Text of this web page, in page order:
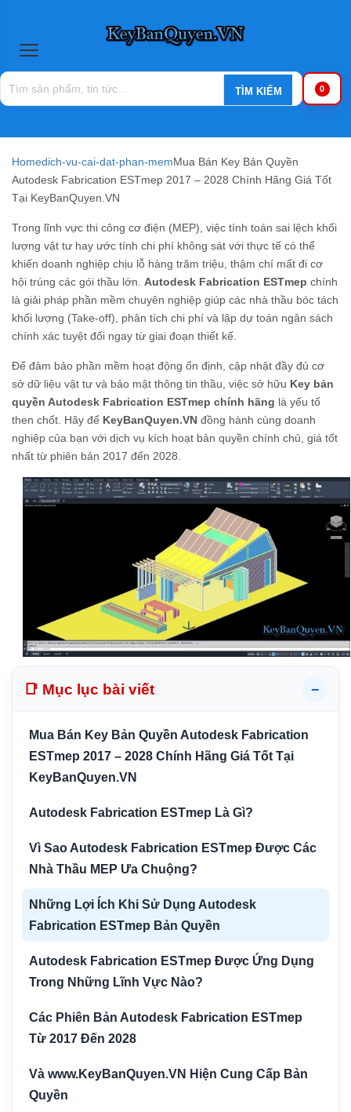
0
Homedich-vu-cai-dat-phan-memMua Bán Key Bản Quyền
Autodesk Fabrication ESTmep 2017 – 2028 Chính Hãng Giá Tốt
Tại KeyBanQuyen.VN
Trong lĩnh vực thi công cơ điện (MEP), việc tính toán sai lệch khối
lượng vật tư hay ước tính chi phí không sát với thực tế có thể
khiến doanh nghiệp chịu lỗ hàng trăm triệu, thậm chí mất đi cơ
hội trúng các gói thầu lớn. Autodesk Fabrication ESTmep chính
là giải pháp phần mềm chuyên nghiệp giúp các nhà thầu bóc tách
khối lượng (Take-off), phân tích chi phí và lập dự toán ngân sách
chính xác tuyệt đối ngay từ giai đoạn thiết kế.
Để đảm bảo phần mềm hoạt động ổn định, cập nhật đầy đủ cơ
sở dữ liệu vật tư và bảo mật thông tin thầu, việc sở hữu Key bản
quyền Autodesk Fabrication ESTmep chính hãng là yếu tố
then chốt. Hãy để KeyBanQuyen.VN đồng hành cùng doanh
nghiệp của bạn với dịch vụ kích hoạt bản quyền chính chủ, giá tốt
nhất từ phiên bản 2017 đến 2028.
📑 Mục lục bài viết −
Mua Bán Key Bản Quyền Autodesk Fabrication
ESTmep 2017 – 2028 Chính Hãng Giá Tốt Tại
KeyBanQuyen.VN
Autodesk Fabrication ESTmep Là Gì?
Vì Sao Autodesk Fabrication ESTmep Được Các
Nhà Thầu MEP Ưa Chuộng?
Những Lợi Ích Khi Sử Dụng Autodesk
Fabrication ESTmep Bản Quyền
Autodesk Fabrication ESTmep Được Ứng Dụng
Trong Những Lĩnh Vực Nào?
Các Phiên Bản Autodesk Fabrication ESTmep
Từ 2017 Đến 2028
Và www.KeyBanQuyen.VN Hiện Cung Cấp Bản
Quyền